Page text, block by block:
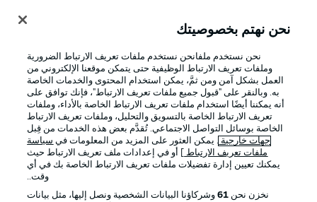
تسجيل الدخول
Football as it's meant to be
نحن نهتم بخصوصيتك
نحن نستخدم ملفانحن نستخدم ملفات تعريف الارتباط الضرورية
وملفات تعريف الارتباط الوظيفية حتى يتمكن موقعنا الإلكتروني من
العمل بشكل آمن ومن ثمَّ، يمكن استخدام المحتوى والخدمات الخاصة
به. وبالنقر على "قبول جميع ملفات تعريف الارتباط"، فإنك توافق على
أنه يمكننا أيضًا استخدام ملفات تعريف الارتباط الخاصة بالأداء، وملفات
تعريف الارتباط الخاصة بالتسويق والتحليل، وملفات تعريف الارتباط
الخاصة بوسائل التواصل الاجتماعي. تُقدَّم بعض هذه الخدمات من قِبل
جهات خارجية . يمكن العثور على المزيد من المعلومات في سياسة
ملفات تعريف الارتباط
] أو في إعدادات ملف تعريف الارتباط حيث
يمكنك تعيين إدارة تفضيلات ملفات تعريف الارتباط الخاصة بك في أي
وقت..
نخزن نحن 61وشركاؤنا البيانات الشخصية ونصل إليها، مثل بيانات